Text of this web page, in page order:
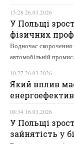
15:28 26.03.2026
У Польщі
фізичних
Водночас скорочення
автомобільній
10:27 26.03.2026
Який вплив
08:34 16.03.2026
У Польщі
зайнятість у